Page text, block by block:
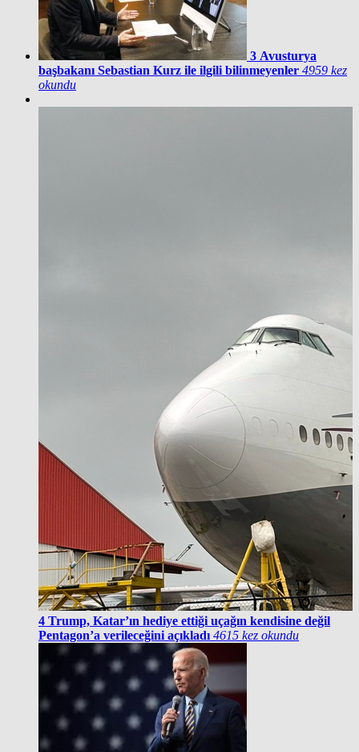
3 Avusturya
başbakanı Sebastian Kurz ile ilgili bilinmeyenler 4959 kez
okundu
4 Trump, Katar’ın hediye ettiği uçağın kendisine değil
Pentagon’a verileceğini açıkladı 4615 kez okundu